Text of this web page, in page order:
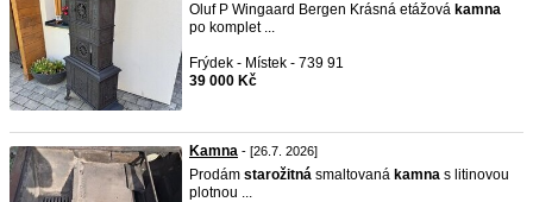
Oluf P Wingaard Bergen Krásná etážová kamna
po komplet ...
Frýdek - Místek - 739 91
39 000 Kč
Kamna - [26.7. 2026]
Prodám starožitná smaltovaná kamna s litinovou
plotnou ...